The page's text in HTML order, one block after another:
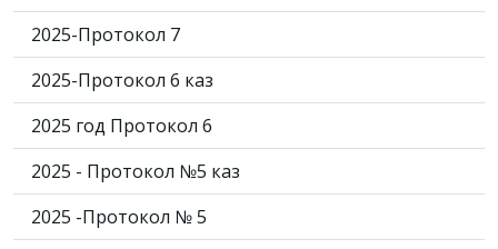
2025-Протокол 7
2025-Протокол 6 каз
2025 год Протокол 6
2025 - Протокол №5 каз
2025 -Протокол № 5